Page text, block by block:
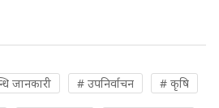
जानकारी # उपनिर्वाचन # कृषि